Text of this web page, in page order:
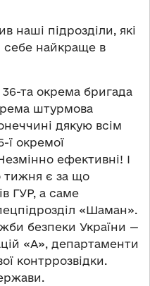
наші підрозділи, які
найкраще в
та окрема бригада
штурмова
дякую всім
ї окремої
ефективні! І
тижня є за що
ГУР, а саме
«Шаман».
безпеки України —
«А», департаменти
контррозвідки.